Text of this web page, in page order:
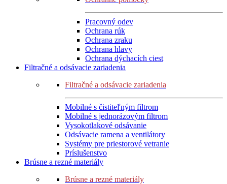
Pracovný odev
Ochrana rúk
Ochrana zraku
Ochrana hlavy
Ochrana dýchacích ciest
Filtračné a odsávacie zariadenia
Filtračné a odsávacie zariadenia
Mobilné s čistiteľným filtrom
Mobilné s jednorázovým filtrom
Vysokotlakové odsávanie
Odsávacie ramena a ventilátory
Systémy pre priestorové vetranie
Príslušenstvo
Brúsne a rezné materiály
Brúsne a rezné materiály